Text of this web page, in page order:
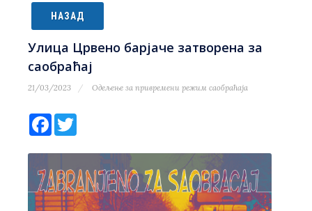
НАЗАД
Улица Црвено барјаче затворена за
саобраћај
21/03/2023 Одељење за привремени режим саобраћаја
Facebook